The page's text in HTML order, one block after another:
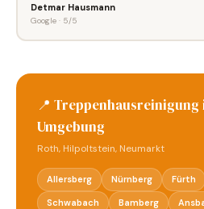
Detmar Hausmann
Google · 5/5
📍
Umgebung
Roth, Hilpoltstein, Neumarkt
Allersberg Nürnberg Fürth
Schwabach Bamberg